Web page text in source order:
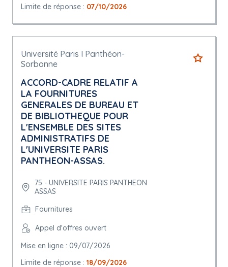
Limite de réponse : 07/10/2026
Université Paris I Panthéon-
Sorbonne
ACCORD-CADRE RELATIF A
LA FOURNITURES
GENERALES DE BUREAU ET
DE BIBLIOTHEQUE POUR
L'ENSEMBLE DES SITES
ADMINISTRATIFS DE
L'UNIVERSITE PARIS
PANTHEON-ASSAS.
75 - UNIVERSITE PARIS PANTHEON
ASSAS
Fournitures
Appel d'offres ouvert
Mise en ligne : 09/07/2026
Limite de réponse : 18/09/2026